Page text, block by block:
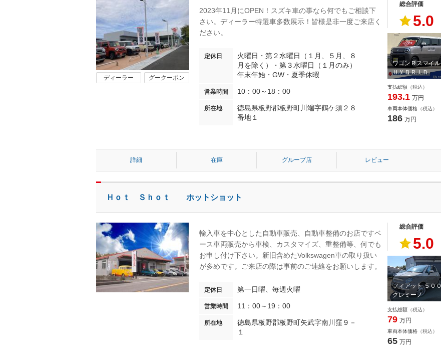
ディーラー グークーポン
2023年11月にOPEN！スズキ車の事なら何でもご相談下
さい。ディーラー特選車多数展示！皆様是非一度ご来店く
ださい。
定休日
火曜日・第２水曜日（１月、５月、８
月を除く）・第３水曜日（１月のみ）
年末年始・GW・夏季休暇
営業時間 10：00～18：00
所在地
徳島県板野郡板野町川端字鶴ケ須２８
番地１
総合評価
5.0
ワゴンＲスマイル
ＨＹＢＲＩＤ
Ｘ ３型 ９イン
チナビ・全方…
支払総額 （税込）
193.1 万円
車両本体価格 （税込）
186 万円
詳細 在庫 グループ店 レビュー
Ｈｏｔ Ｓｈｏｔ ホットショット
輸入車を中心とした自動車販売、自動車整備のお店ですベ
ース車両販売から車検、カスタマイズ、重整備等、何でも
お申し付け下さい。新旧含めたVolkswagen車の取り扱い
が多めです。ご来店の際は事前のご連絡をお願いします。
定休日 第一日曜、毎週火曜
営業時間 11：00～19：00
所在地
徳島県板野郡板野町矢武字南川窪９－
１
総合評価
5.0
フィアット ５００
クレミーノ
支払総額 （税込）
79 万円
車両本体価格 （税込）
65 万円